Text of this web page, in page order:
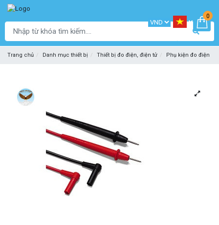
0
Trang chủ Danh mục thiết bị Thiết bị đo điện, điện tử Phụ kiện đo điện